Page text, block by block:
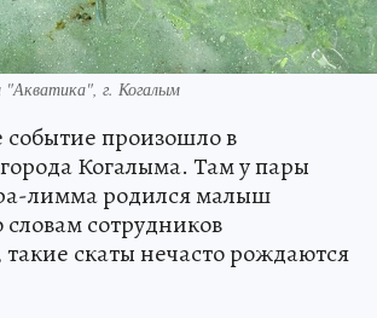
г. Когалым
событие произошло в
Когалыма. Там у пары
лимма родился малыш
сотрудников
скаты нечасто рождаются